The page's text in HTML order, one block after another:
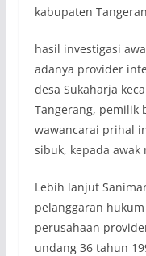
kabupaten
hasil investigasi
adanya provider
desa Sukaharja
Tangerang, pemilik
wawancarai prihal
sibuk, kepada awak
Lebih lanjut
pelanggaran
perusahaan
undang 36 tahun